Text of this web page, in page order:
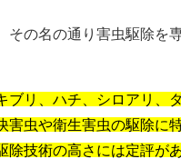
その名の通り害虫駆除を
ブリ、ハチ、シロアリ、
害虫や衛生害虫の駆除に
除技術の高さには定評が